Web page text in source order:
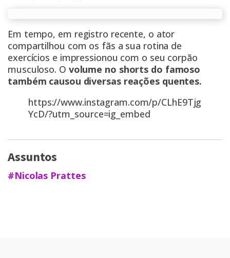
Em tempo, em registro recente, o ator
compartilhou com os fãs a sua rotina de
exercícios e impressionou com o seu corpão
musculoso. O volume no shorts do famoso
também causou diversas reações quentes.
https://www.instagram.com/p/CLhE9Tjg
YcD/?utm_source=ig_embed
Assuntos
#Nicolas Prattes